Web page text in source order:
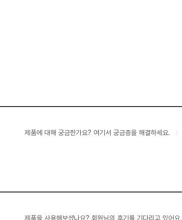
제품에 대해 궁금한가요? 여기서 궁금증을 해결하세요.
제품을 사용해보셨나요? 회원님의 후기를 기다리고 있어요.